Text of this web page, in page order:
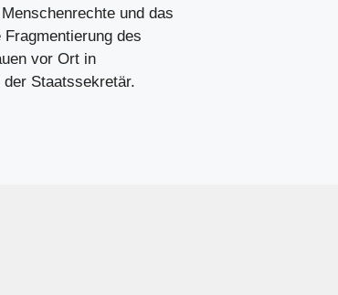
und das
des
vor Ort in
der Staatssekretär.